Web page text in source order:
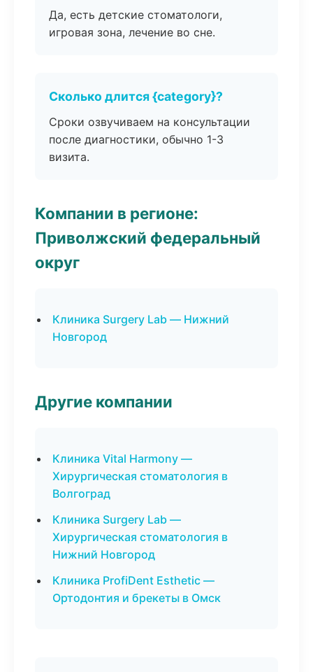
Да, есть детские стоматологи,
игровая зона, лечение во сне.
Сколько длится {category}?
Сроки озвучиваем на консультации
после диагностики, обычно 1-3
визита.
Компании в регионе:
Приволжский федеральный
округ
Клиника Surgery Lab — Нижний
Новгород
Другие компании
Клиника Vital Harmony —
Хирургическая стоматология в
Волгоград
Клиника Surgery Lab —
Хирургическая стоматология в
Нижний Новгород
Клиника ProfiDent Esthetic —
Ортодонтия и брекеты в Омск